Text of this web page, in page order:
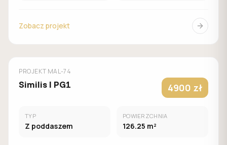
Zobacz projekt
MALACHIT
PROJEKT MAL-74
Similis I PG1 4900 zł
TYP
Z poddaszem
POWIERZCHNIA
126.25 m²